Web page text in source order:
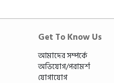
Get To Know Us
আমাদের সম্পর্কে
অভিযোগ/পরামর্শ
যোগাযোগ